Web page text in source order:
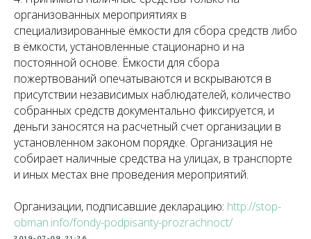
организованных мероприятиях в
специализированные ёмкости для сбора средств либо
в ёмкости, установленные стационарно и на
постоянной основе. Ёмкости для сбора
пожертвований опечатываются и вскрываются в
присутствии независимых наблюдателей, количество
собранных средств документально фиксируется, и
деньги заносятся на расчетный счет организации в
установленном законом порядке. Организация не
собирает наличные средства на улицах, в транспорте
и иных местах вне проведения мероприятий.
Организации, подписавшие декларацию: http://stop-
obman.info/fondy-podpisanty-prozrachnoct/